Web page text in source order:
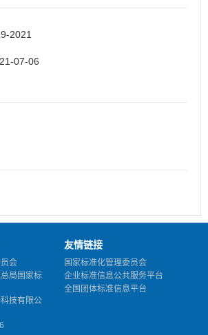
2021
07-06
会
局国家标
技有限公
友情链接
国家标准化管理委员会
企业标准信息公共服务平台
全国团体标准信息平台